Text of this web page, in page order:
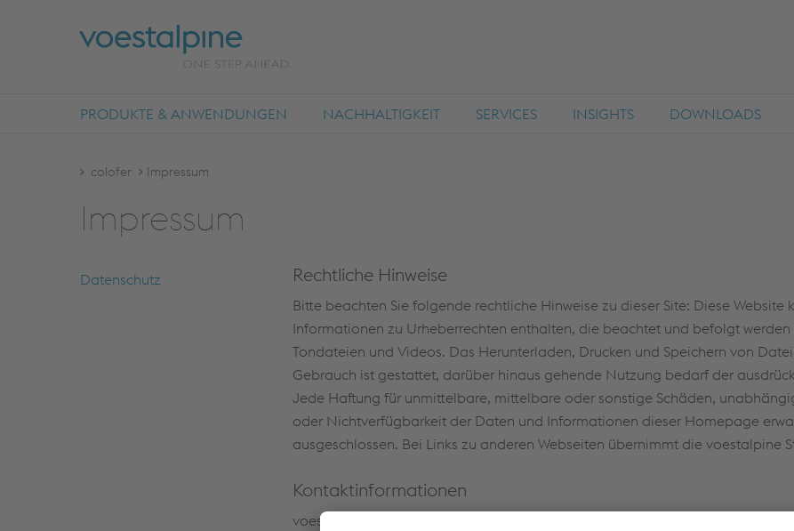
PRODUKTE & ANWENDUNGEN NACHHALTIGKEIT SERVICES INSIGHTS DOWNLOADS
colofer Impressum
Im­pres­sum
Da­ten­schutz Rechtliche Hinweise
Bitte beachten Sie folgende rechtliche Hinweise zu dieser Site: Diese
Informationen zu Urheberrechten enthalten, die beachtet und befolgt
Tondateien und Videos. Das Herunterladen, Drucken und Speichern von
Gebrauch ist gestattet, darüber hinaus gehende Nutzung bedarf der
Jede Haftung für unmittelbare, mittelbare oder sonstige Schäden,
oder Nichtverfügbarkeit der Daten und Informationen dieser Homepage
ausgeschlossen. Bei Links zu anderen Webseiten übernimmt die voestalpine
Kontaktinformationen
voestalpine Stahl GmbH